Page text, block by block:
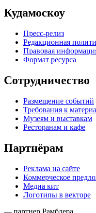
Кудамоскоу
Пресс-релиз
Редакционная
Правовая
Формат ресурса
Сотрудничество
Размещение событий
Требования к
Музеям и выставкам
Ресторанам и кафе
Партнёрам
Реклама на сайте
Коммерческое
Медиа кит
Логотипы в векторе
— партнер Рамблера